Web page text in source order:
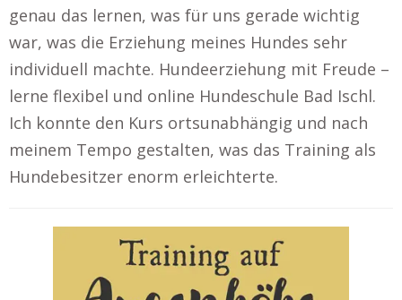
genau das lernen, was für uns gerade wichtig
war, was die Erziehung meines Hundes sehr
individuell machte. Hundeerziehung mit Freude –
lerne flexibel und online Hundeschule Bad Ischl.
Ich konnte den Kurs ortsunabhängig und nach
meinem Tempo gestalten, was das Training als
Hundebesitzer enorm erleichterte.